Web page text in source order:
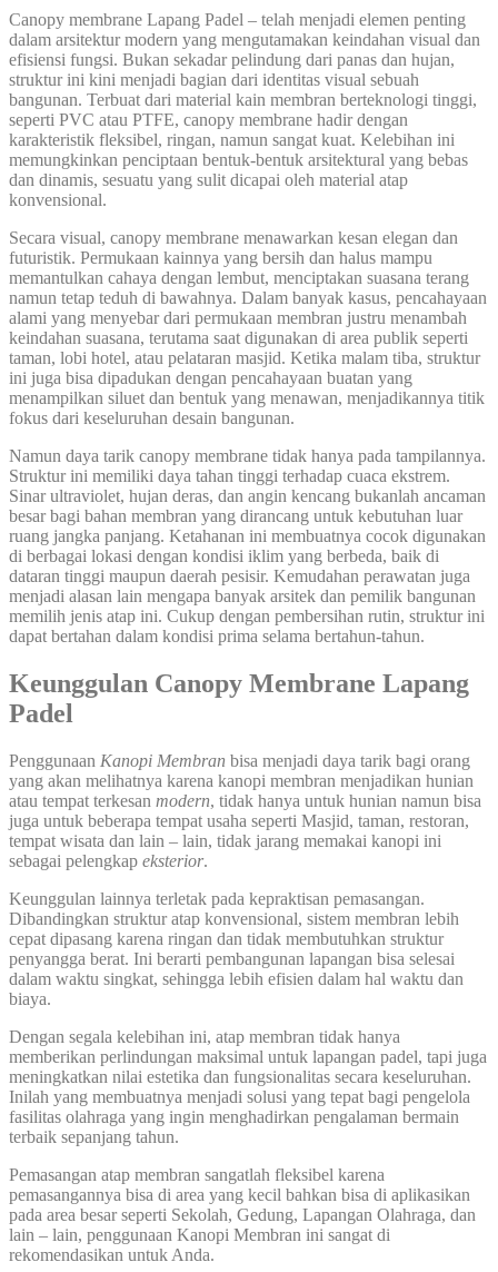
Canopy membrane Lapang Padel – telah menjadi elemen penting
dalam arsitektur modern yang mengutamakan keindahan visual dan
efisiensi fungsi. Bukan sekadar pelindung dari panas dan hujan,
struktur ini kini menjadi bagian dari identitas visual sebuah
bangunan. Terbuat dari material kain membran berteknologi tinggi,
seperti PVC atau PTFE, canopy membrane hadir dengan
karakteristik fleksibel, ringan, namun sangat kuat. Kelebihan ini
memungkinkan penciptaan bentuk-bentuk arsitektural yang bebas
dan dinamis, sesuatu yang sulit dicapai oleh material atap
konvensional.
Secara visual, canopy membrane menawarkan kesan elegan dan
futuristik. Permukaan kainnya yang bersih dan halus mampu
memantulkan cahaya dengan lembut, menciptakan suasana terang
namun tetap teduh di bawahnya. Dalam banyak kasus, pencahayaan
alami yang menyebar dari permukaan membran justru menambah
keindahan suasana, terutama saat digunakan di area publik seperti
taman, lobi hotel, atau pelataran masjid. Ketika malam tiba, struktur
ini juga bisa dipadukan dengan pencahayaan buatan yang
menampilkan siluet dan bentuk yang menawan, menjadikannya titik
fokus dari keseluruhan desain bangunan.
Namun daya tarik canopy membrane tidak hanya pada tampilannya.
Struktur ini memiliki daya tahan tinggi terhadap cuaca ekstrem.
Sinar ultraviolet, hujan deras, dan angin kencang bukanlah ancaman
besar bagi bahan membran yang dirancang untuk kebutuhan luar
ruang jangka panjang. Ketahanan ini membuatnya cocok digunakan
di berbagai lokasi dengan kondisi iklim yang berbeda, baik di
dataran tinggi maupun daerah pesisir. Kemudahan perawatan juga
menjadi alasan lain mengapa banyak arsitek dan pemilik bangunan
memilih jenis atap ini. Cukup dengan pembersihan rutin, struktur ini
dapat bertahan dalam kondisi prima selama bertahun-tahun.
Keunggulan Canopy Membrane Lapang
Padel
Penggunaan Kanopi Membran bisa menjadi daya tarik bagi orang
yang akan melihatnya karena kanopi membran menjadikan hunian
atau tempat terkesan modern, tidak hanya untuk hunian namun bisa
juga untuk beberapa tempat usaha seperti Masjid, taman, restoran,
tempat wisata dan lain – lain, tidak jarang memakai kanopi ini
sebagai pelengkap eksterior.
Keunggulan lainnya terletak pada kepraktisan pemasangan.
Dibandingkan struktur atap konvensional, sistem membran lebih
cepat dipasang karena ringan dan tidak membutuhkan struktur
penyangga berat. Ini berarti pembangunan lapangan bisa selesai
dalam waktu singkat, sehingga lebih efisien dalam hal waktu dan
biaya.
Dengan segala kelebihan ini, atap membran tidak hanya
memberikan perlindungan maksimal untuk lapangan padel, tapi juga
meningkatkan nilai estetika dan fungsionalitas secara keseluruhan.
Inilah yang membuatnya menjadi solusi yang tepat bagi pengelola
fasilitas olahraga yang ingin menghadirkan pengalaman bermain
terbaik sepanjang tahun.
Pemasangan atap membran sangatlah fleksibel karena
pemasangannya bisa di area yang kecil bahkan bisa di aplikasikan
pada area besar seperti Sekolah, Gedung, Lapangan Olahraga, dan
lain – lain, penggunaan Kanopi Membran ini sangat di
rekomendasikan untuk Anda.